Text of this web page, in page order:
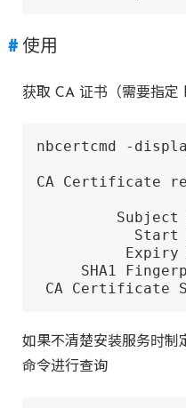
使用
获取 CA 证书（需要指定
nbcertcmd -
CA Certificate
Subject
Start
Expiry
SHA1
CA Certificate
如果不清楚安装服务时制
命令进行查询